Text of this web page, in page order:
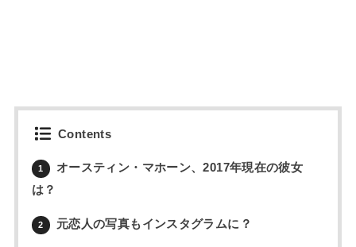
Contents
1
オースティン・マホーン、2017年現在の彼女
は？
2 元恋人の写真もインスタグラムに？